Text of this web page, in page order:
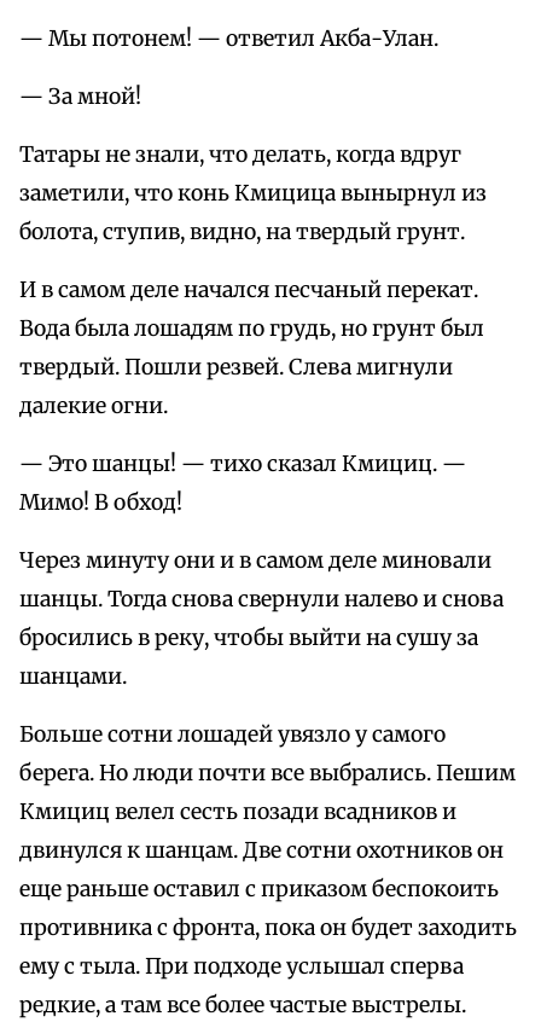
— Мы потонем! — ответил Акба-Улан.
— За мной!
Татары не знали, что делать, когда вдруг
заметили, что конь Кмицица вынырнул из
болота, ступив, видно, на твердый грунт.
И в самом деле начался песчаный перекат.
Вода была лошадям по грудь, но грунт был
твердый. Пошли резвей. Слева мигнули
далекие огни.
— Это шанцы! — тихо сказал Кмициц. —
Мимо! В обход!
Через минуту они и в самом деле миновали
шанцы. Тогда снова свернули налево и снова
бросились в реку, чтобы выйти на сушу за
шанцами.
Больше сотни лошадей увязло у самого
берега. Но люди почти все выбрались. Пешим
Кмициц велел сесть позади всадников и
двинулся к шанцам. Две сотни охотников он
еще раньше оставил с приказом беспокоить
противника с фронта, пока он будет заходить
ему с тыла. При подходе услышал сперва
редкие, а там все более частые выстрелы.